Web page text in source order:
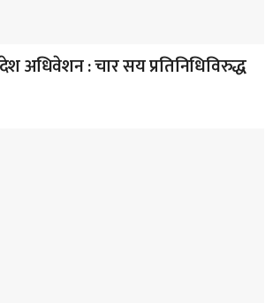
अधिवेशन : चार सय प्रतिनिधिविरुद्ध